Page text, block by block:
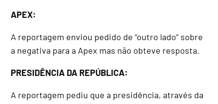
APEX:
A reportagem enviou pedido de “outro lado” sobre
a negativa para a Apex mas não obteve resposta.
PRESIDÊNCIA DA REPÚBLICA:
A reportagem pediu que a presidência, através da